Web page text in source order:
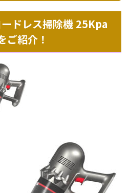
ドレス掃除機 25Kpa
ご紹介！